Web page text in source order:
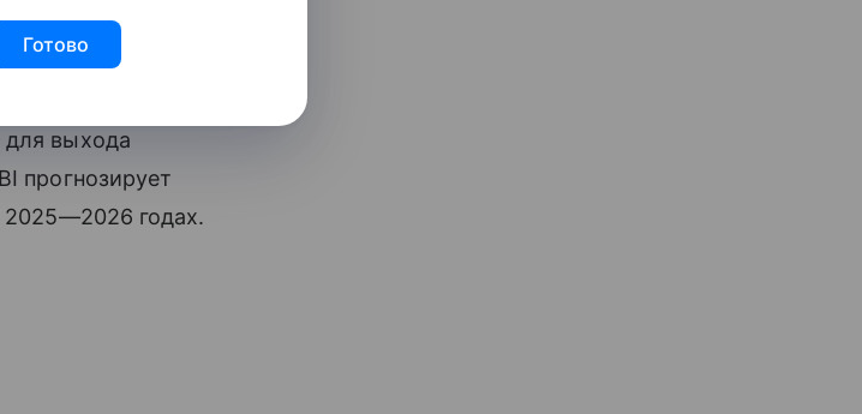
Шастри
для выхода
прогнозирует
2025—2026 годах.
Готово